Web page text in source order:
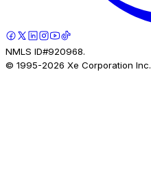
NMLS ID#920968.
© 1995-2026 Xe Corporation Inc.